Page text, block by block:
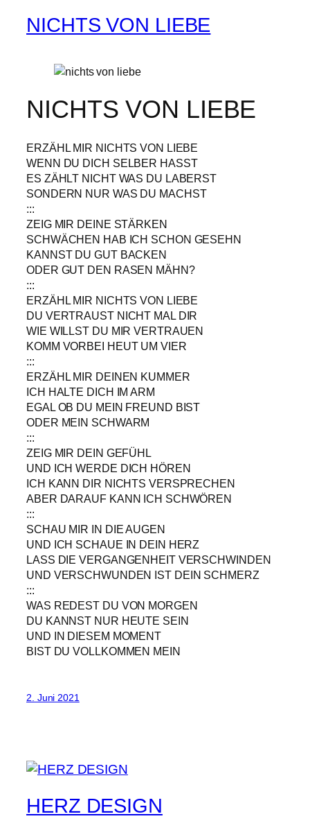
NICHTS VON LIEBE
NICHTS VON LIEBE
ERZÄHL MIR NICHTS VON LIEBE
WENN DU DICH SELBER HASST
ES ZÄHLT NICHT WAS DU LABERST
SONDERN NUR WAS DU MACHST
:::
ZEIG MIR DEINE STÄRKEN
SCHWÄCHEN HAB ICH SCHON GESEHN
KANNST DU GUT BACKEN
ODER GUT DEN RASEN MÄHN?
:::
ERZÄHL MIR NICHTS VON LIEBE
DU VERTRAUST NICHT MAL DIR
WIE WILLST DU MIR VERTRAUEN
KOMM VORBEI HEUT UM VIER
:::
ERZÄHL MIR DEINEN KUMMER
ICH HALTE DICH IM ARM
EGAL OB DU MEIN FREUND BIST
ODER MEIN SCHWARM
:::
ZEIG MIR DEIN GEFÜHL
UND ICH WERDE DICH HÖREN
ICH KANN DIR NICHTS VERSPRECHEN
ABER DARAUF KANN ICH SCHWÖREN
:::
SCHAU MIR IN DIE AUGEN
UND ICH SCHAUE IN DEIN HERZ
LASS DIE VERGANGENHEIT VERSCHWINDEN
UND VERSCHWUNDEN IST DEIN SCHMERZ
:::
WAS REDEST DU VON MORGEN
DU KANNST NUR HEUTE SEIN
UND IN DIESEM MOMENT
BIST DU VOLLKOMMEN MEIN
2. Juni 2021
HERZ DESIGN